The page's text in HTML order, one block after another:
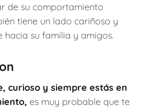
de su comportamiento
tiene un lado cariñoso y
hacia su familia y amigos.
curioso y siempre estás en
es muy probable que te